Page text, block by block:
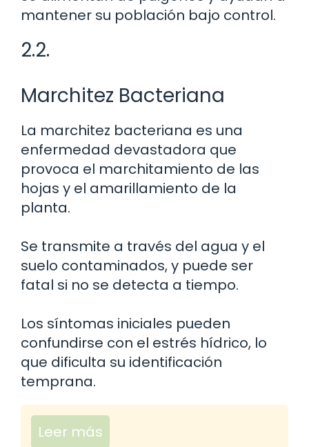
mantener su población bajo control.
2.2.
Marchitez Bacteriana
La marchitez bacteriana es una
enfermedad devastadora que
provoca el marchitamiento de las
hojas y el amarillamiento de la
planta.
Se transmite a través del agua y el
suelo contaminados, y puede ser
fatal si no se detecta a tiempo.
Los síntomas iniciales pueden
confundirse con el estrés hídrico, lo
que dificulta su identificación
temprana.
Leer más